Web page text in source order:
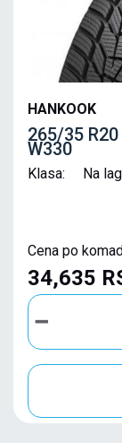
HANKOOK
265/35 R20
W330
Klasa: Na
Cena po
34,635